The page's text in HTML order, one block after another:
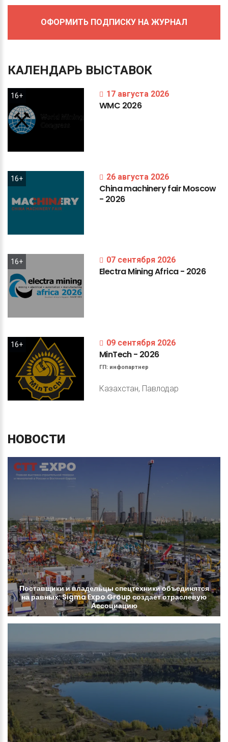
ОФОРМИТЬ ПОДПИСКУ НА ЖУРНАЛ
КАЛЕНДАРЬ ВЫСТАВОК
16+ 17 августа 2026
WMC 2026
16+ 26 августа 2026
ChinamachineryfairMoscow
- 2026
16+ 07 сентября 2026
ElectraMiningAfrica- 2026
16+ 09 сентября 2026
MinTech- 2026
ГП: инфопартнер
Казахстан, Павлодар
НОВОСТИ
Поставщикиивладельцыспецтехникиобъединятся
наравных:SigmaExpoGroup создаетотраслевую
Ассоциацию